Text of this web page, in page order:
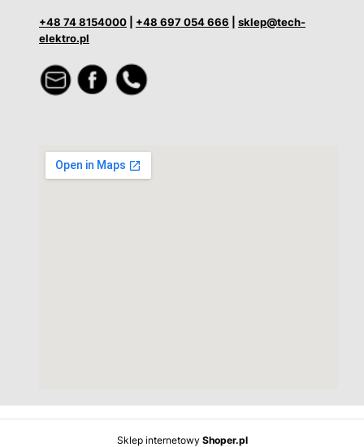
+48 74 8154000 +48 697 054 666
sklep@tech-
elektro.pl
Sklep internetowy Shoper.pl